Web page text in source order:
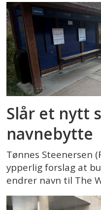
Slår et nytt
navnebytte
Tønnes Steenersen
ypperlig forslag at
endrer navn til The